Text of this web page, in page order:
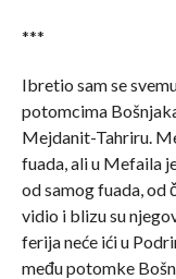
***
Ibretio sam se
potomcima
Mejdanit-Tahriru.
fuada, ali u Mefaila
od samog fuada, od
vidio i blizu su
ferija neće ići u
među potomke